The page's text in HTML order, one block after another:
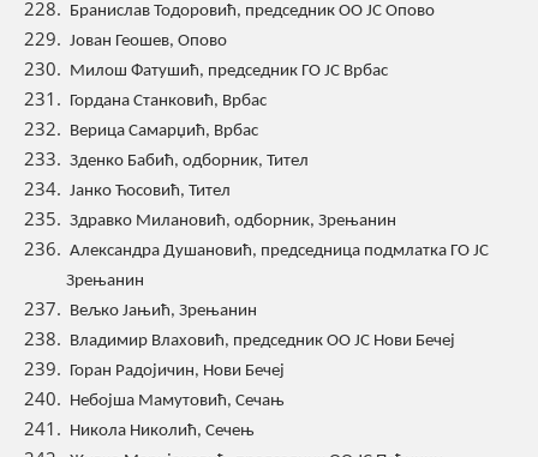
Бранислав Тодоровић, председник ОО ЈС Опово
Јован Геошев, Опово
Милош Фатушић, председник ГО ЈС Врбас
Гордана Станковић, Врбас
Верица Самарџић, Врбас
Зденко Бабић, одборник, Тител
Јанко Ћосовић, Тител
Здравко Милановић, одборник, Зрењанин
Александра Душановић, председница подмлатка ГО ЈС
Зрењанин
Вељко Јањић, Зрењанин
Владимир Влаховић, председник ОО ЈС Нови Бечеј
Горан Радојичин, Нови Бечеј
Небојша Мамутовић, Сечањ
Никола Николић, Сечењ